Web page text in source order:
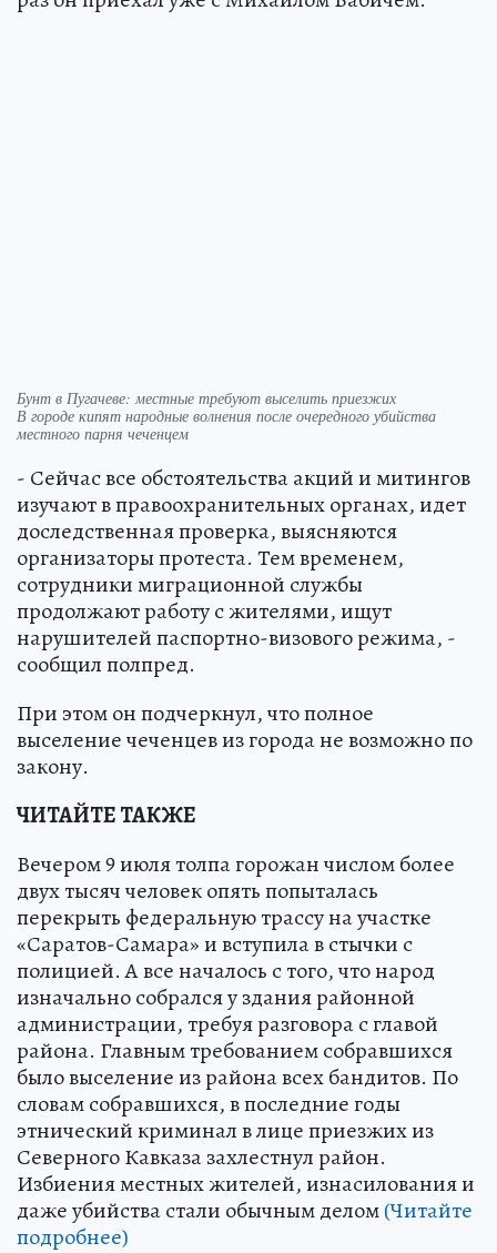
Бунт в Пугачеве: местные требуют выселить приезжих
В городе кипят народные волнения после очередного убийства
местного парня чеченцем
- Сейчас все обстоятельства акций и митингов
изучают в правоохранительных органах, идет
доследственная проверка, выясняются
организаторы протеста. Тем временем,
сотрудники миграционной службы
продолжают работу с жителями, ищут
нарушителей паспортно-визового режима, -
сообщил полпред.
При этом он подчеркнул, что полное
выселение чеченцев из города не возможно по
закону.
ЧИТАЙТЕ ТАКЖЕ
Вечером 9 июля толпа горожан числом более
двух тысяч человек опять попыталась
перекрыть федеральную трассу на участке
«Саратов-Самара» и вступила в стычки с
полицией. А все началось с того, что народ
изначально собрался у здания районной
администрации, требуя разговора с главой
района. Главным требованием собравшихся
было выселение из района всех бандитов. По
словам собравшихся, в последние годы
этнический криминал в лице приезжих из
Северного Кавказа захлестнул район.
Избиения местных жителей, изнасилования и
даже убийства стали обычным делом(Читайте
подробнее)